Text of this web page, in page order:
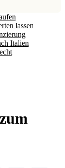
lassen
Italien